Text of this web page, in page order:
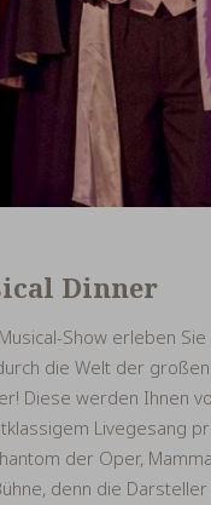
Dinner
Show erleben
die Welt der
Diese werden Ihnen
Livegesang
der Oper,
denn die